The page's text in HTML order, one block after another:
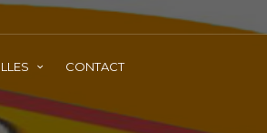
CONTACT